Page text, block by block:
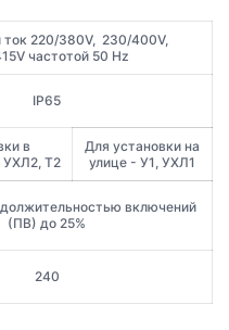
ток 220/380V, 230/400V,
частотой 50 Hz
IР65
в
УХЛ2, Т2
Для установки на
улице - У1, УХЛ1
включений
(ПВ) до 25%
240